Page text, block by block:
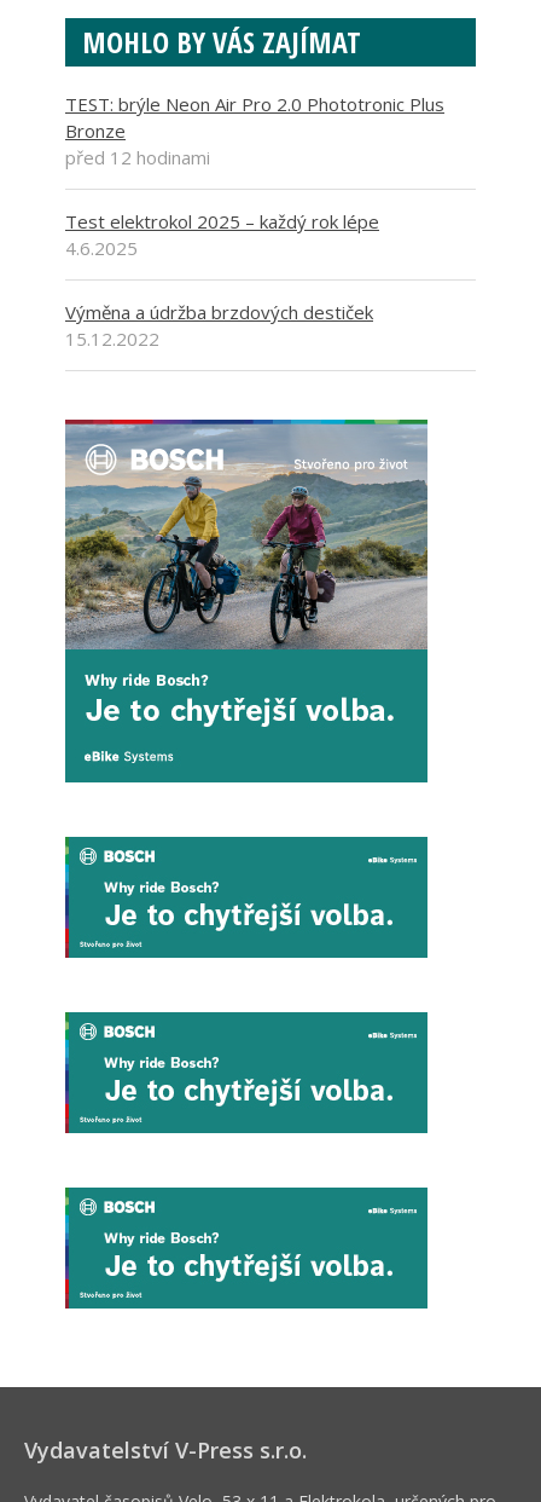
MOHLO BY VÁS ZAJÍMAT
TEST: brýle Neon Air Pro 2.0 Phototronic Plus
Bronze
před 12 hodinami
Test elektrokol 2025 – každý rok lépe
4.6.2025
Výměna a údržba brzdových destiček
15.12.2022
Vydavatelství V-Press s.r.o.